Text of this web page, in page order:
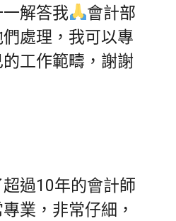
解答我
會計部
處理，我可以專
工作範疇，謝謝
過10年的會計師
業，非常仔細，